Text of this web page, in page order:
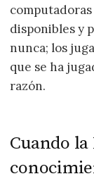
disponibles y
nunca; los
que se ha
razón.
Cuando